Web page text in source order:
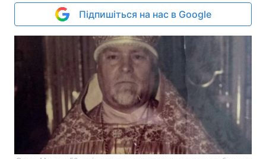
Підпишіться на нас в Google